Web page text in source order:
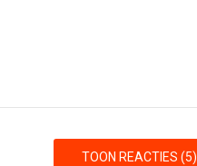
TOON REACTIES (5)